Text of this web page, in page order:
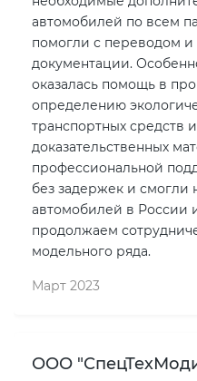
автомобилей по всем
помогли с переводом и
документации.
оказалась помощь в
определению
транспортных средств
доказательственных
профессиональной
без задержек и смогли
автомобилей в России
продолжаем
модельного ряда.
Март 2023
ООО